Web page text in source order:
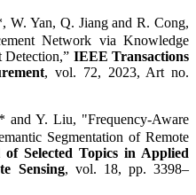
W. Yan, Q. Jiang and R. Cong,
Network via Knowledge
IEEE Transactions
, vol. 72, 2023, Art no.
and Y. Liu, "Frequency-Aware
Segmentation of Remote
Selected Topics in Applied
Sensing, vol. 18, pp. 3398–